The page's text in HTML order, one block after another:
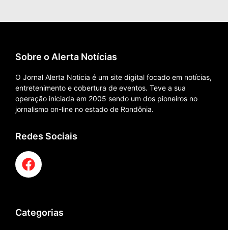
Sobre o Alerta Notícias
O Jornal Alerta Noticia é um site digital focado em notícias,
entretenimento e cobertura de eventos. Teve a sua
operação iniciada em 2005 sendo um dos pioneiros no
jornalismo on-line no estado de Rondônia.
Redes Sociais
Categorias